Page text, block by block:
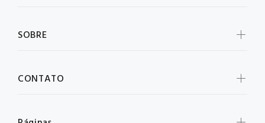
SOBRE
CONTATO